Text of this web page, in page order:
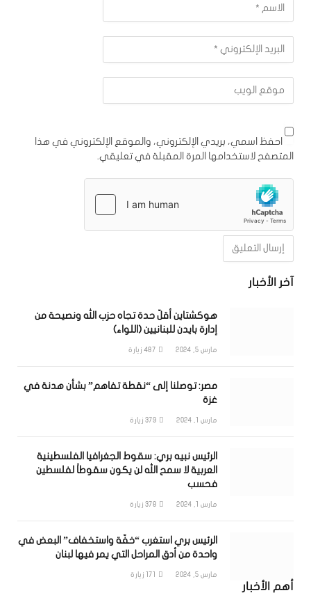
احفظ اسمي، بريدي الإلكتروني، والموقع الإلكتروني في هذا
المتصفح لاستخدامها المرة المقبلة في تعليقي.
آخر الأخبار
هوكشتاين أقلّ حدة تجاه حزب الله ونصيحة من
إدارة بايدن للبنانيين (اللواء)
مارس 5, 2024 487 زيارة
مصر: توصلنا إلى “نقطة تفاهم” بشأن هدنة في
غزة
مارس 1, 2024 379 زيارة
الرئيس نبيه بري: سقوط الجغرافيا الفلسطينية
العربية لا سمح الله لن يكون سقوطاً لفلسطين
فحسب
مارس 1, 2024 378 زيارة
الرئيس بري استغرب “خفّة واستخفاف” البعض في
واحدة من أدق المراحل التي يمر فيها لبنان
مارس 5, 2024 171 زيارة
أهم الأخبار